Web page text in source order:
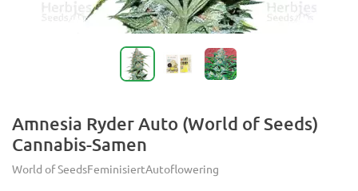
Amnesia Ryder Auto (World of Seeds)
Cannabis-Samen
World of SeedsFeminisiertAutoflowering